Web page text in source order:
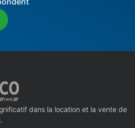
dans la location et la vente de